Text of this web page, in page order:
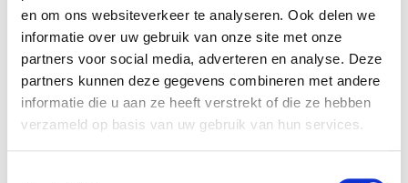
en om ons websiteverkeer te analyseren. Ook delen we
informatie over uw gebruik van onze site met onze
partners voor social media, adverteren en analyse. Deze
partners kunnen deze gegevens combineren met andere
informatie die u aan ze heeft verstrekt of die ze hebben
verzameld op basis van uw gebruik van hun services.
Aanmaakhout in netzak
€7,99
Gemengd haardhout in
€ 10,49